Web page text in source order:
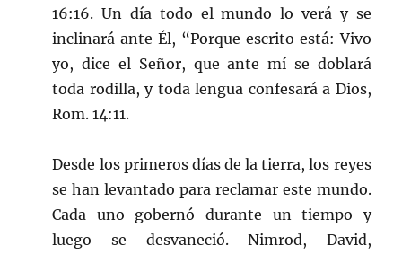
16:16. Un día todo el mundo lo verá y se
inclinará ante Él, “Porque escrito está: Vivo
yo, dice el Señor, que ante mí se doblará
toda rodilla, y toda lengua confesará a Dios,
Rom. 14:11.
Desde los primeros días de la tierra, los reyes
se han levantado para reclamar este mundo.
Cada uno gobernó durante un tiempo y
luego se desvaneció. Nimrod, David,